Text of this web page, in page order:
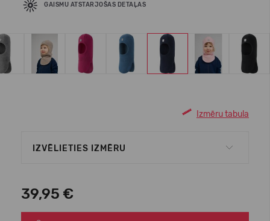
GAISMU ATSTARJOŠAS DETAĻAS
Izmēru tabula
IZVĒLIETIES IZMĒRU
39,95 €